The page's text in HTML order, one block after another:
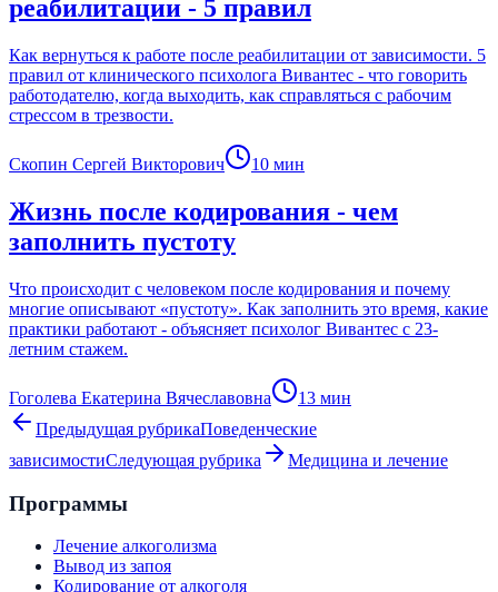
реабилитации - 5 правил
Как вернуться к работе после реабилитации от зависимости. 5
правил от клинического психолога Вивантес - что говорить
работодателю, когда выходить, как справляться с рабочим
стрессом в трезвости.
Скопин Сергей Викторович 10 мин
Жизнь после кодирования - чем
заполнить пустоту
Что происходит с человеком после кодирования и почему
многие описывают «пустоту». Как заполнить это время, какие
практики работают - объясняет психолог Вивантес с 23-
летним стажем.
Гоголева Екатерина Вячеславовна 13 мин
Предыдущая рубрикаПоведенческие
зависимостиСледующая рубрика Медицина и лечение
Программы
Лечение алкоголизма
Вывод из запоя
Кодирование от алкоголя